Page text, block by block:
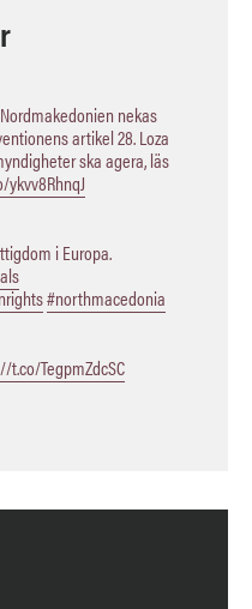
nekas
artikel 28. Loza
ska agera, läs
i Europa.
#northmacedonia
t.co/TegpmZdcSC